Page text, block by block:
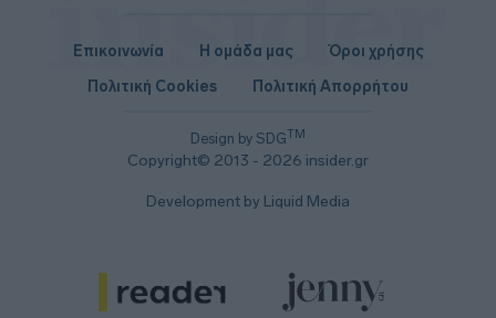
Design by SDGTM
Copyright© 2013 - 2026 insider.gr
Επικοινωνία Η ομάδα μας
Όροι χρήσης
Πολιτική Cookies
Πολιτική Απορρήτου
Development by Liquid Media